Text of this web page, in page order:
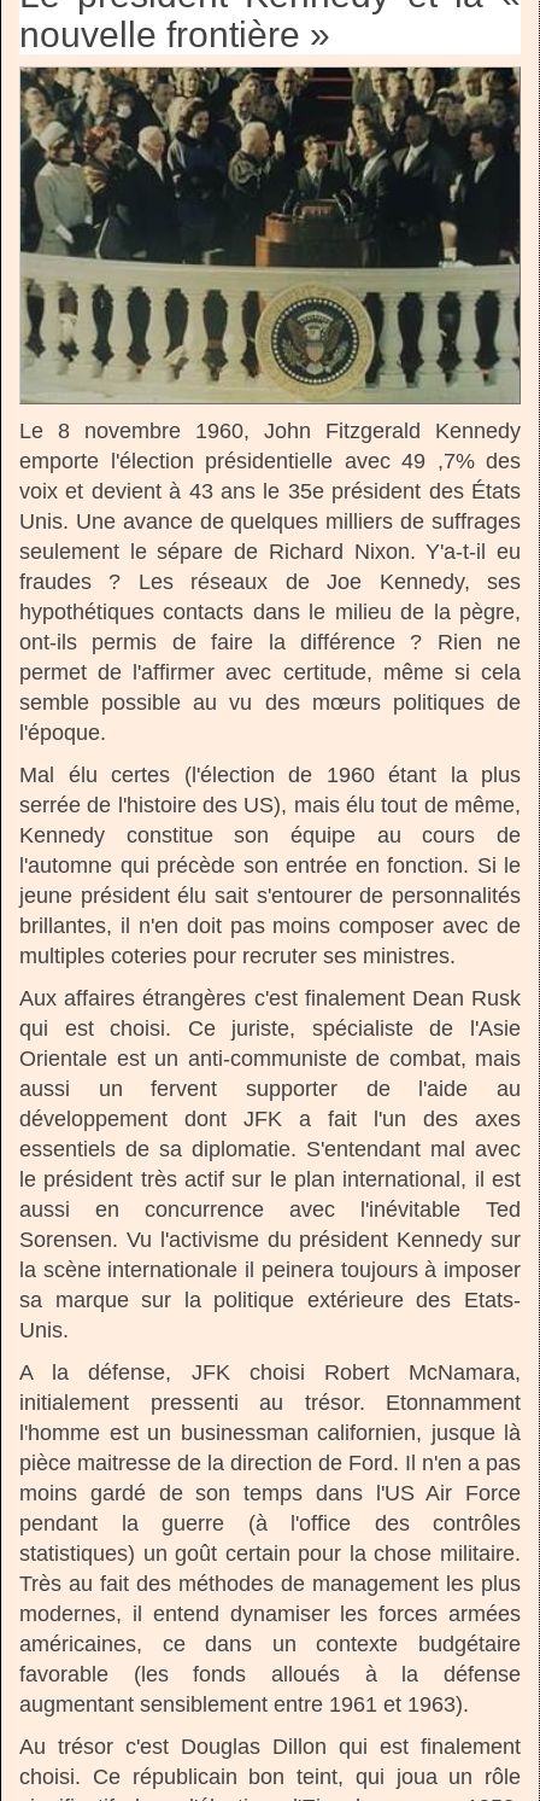
nouvelle frontière »
Le 8 novembre 1960, John Fitzgerald Kennedy
emporte l'élection présidentielle avec 49 ,7% des
voix et devient à 43 ans le 35e président des États
Unis. Une avance de quelques milliers de suffrages
seulement le sépare de Richard Nixon. Y'a-t-il eu
fraudes ? Les réseaux de Joe Kennedy, ses
hypothétiques contacts dans le milieu de la pègre,
ont-ils permis de faire la différence ? Rien ne
permet de l'affirmer avec certitude, même si cela
semble possible au vu des mœurs politiques de
l'époque.
Mal élu certes (l'élection de 1960 étant la plus
serrée de l'histoire des US), mais élu tout de même,
Kennedy constitue son équipe au cours de
l'automne qui précède son entrée en fonction. Si le
jeune président élu sait s'entourer de personnalités
brillantes, il n'en doit pas moins composer avec de
multiples coteries pour recruter ses ministres.
Aux affaires étrangères c'est finalement Dean Rusk
qui est choisi. Ce juriste, spécialiste de l'Asie
Orientale est un anti-communiste de combat, mais
aussi un fervent supporter de l'aide au
développement dont JFK a fait l'un des axes
essentiels de sa diplomatie. S'entendant mal avec
le président très actif sur le plan international, il est
aussi en concurrence avec l'inévitable Ted
Sorensen. Vu l'activisme du président Kennedy sur
la scène internationale il peinera toujours à imposer
sa marque sur la politique extérieure des Etats-
Unis.
A la défense, JFK choisi Robert McNamara,
initialement pressenti au trésor. Etonnamment
l'homme est un businessman californien, jusque là
pièce maitresse de la direction de Ford. Il n'en a pas
moins gardé de son temps dans l'US Air Force
pendant la guerre (à l'office des contrôles
statistiques) un goût certain pour la chose militaire.
Très au fait des méthodes de management les plus
modernes, il entend dynamiser les forces armées
américaines, ce dans un contexte budgétaire
favorable (les fonds alloués à la défense
augmentant sensiblement entre 1961 et 1963).
Au trésor c'est Douglas Dillon qui est finalement
choisi. Ce républicain bon teint, qui joua un rôle